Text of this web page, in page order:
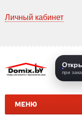
Личный кабинет
МЕНЮ
КЕРАМИЧЕСКАЯ